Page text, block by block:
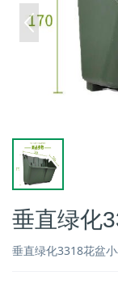
垂直绿化
垂直绿化3318花盆